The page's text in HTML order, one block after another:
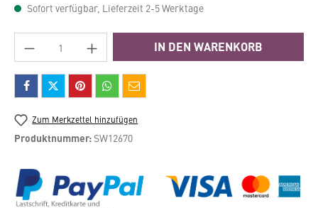
Sofort verfügbar, Lieferzeit 2-5 Werktage
Produkt Anzahl: Gib den gewünschten
IN DEN WARENKORB
Zum Merkzettel hinzufügen
Produktnummer: SW12670